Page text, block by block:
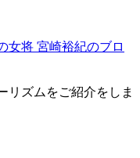
女将 宮崎裕紀のブロ
リズムをご紹介をしま